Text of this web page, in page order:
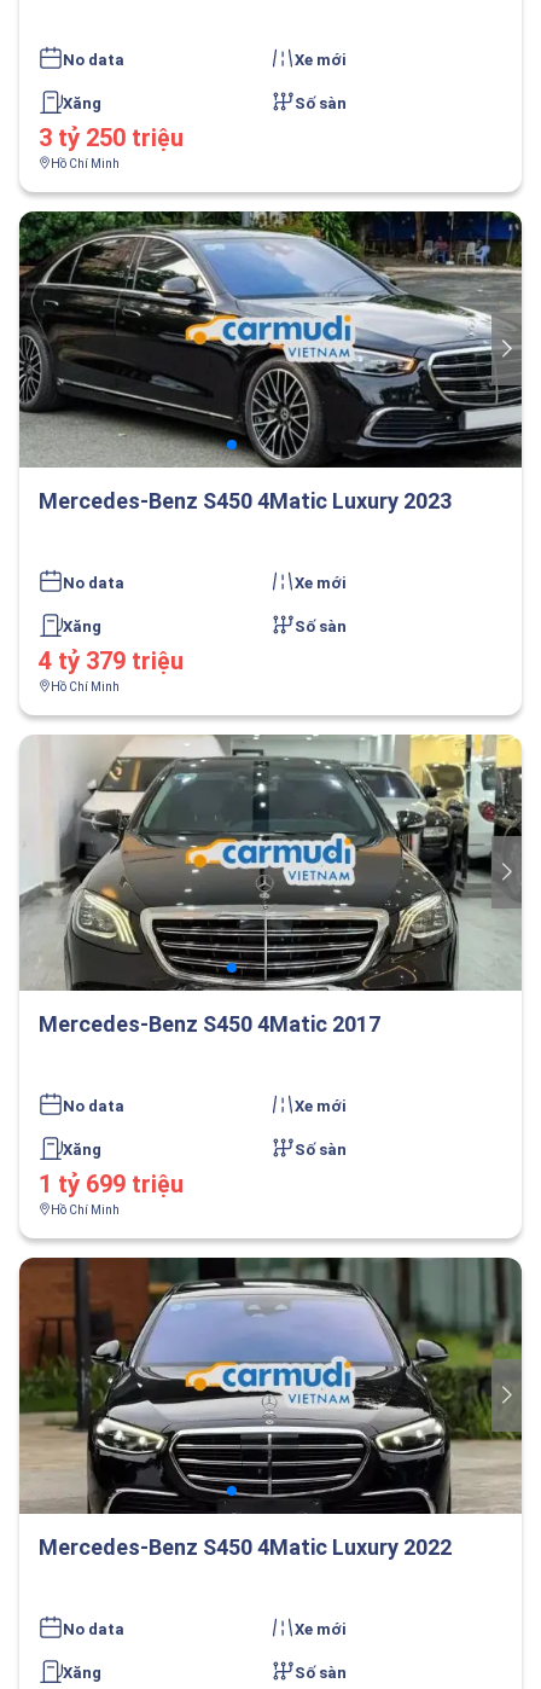
No data Xe mới
Xăng Số sàn
3 tỷ 250 triệu
Hồ Chí Minh
Mercedes-Benz S450 4Matic Luxury 2023
No data Xe mới
Xăng Số sàn
4 tỷ 379 triệu
Hồ Chí Minh
Mercedes-Benz S450 4Matic 2017
No data Xe mới
Xăng Số sàn
1 tỷ 699 triệu
Hồ Chí Minh
Mercedes-Benz S450 4Matic Luxury 2022
No data Xe mới
Xăng Số sàn